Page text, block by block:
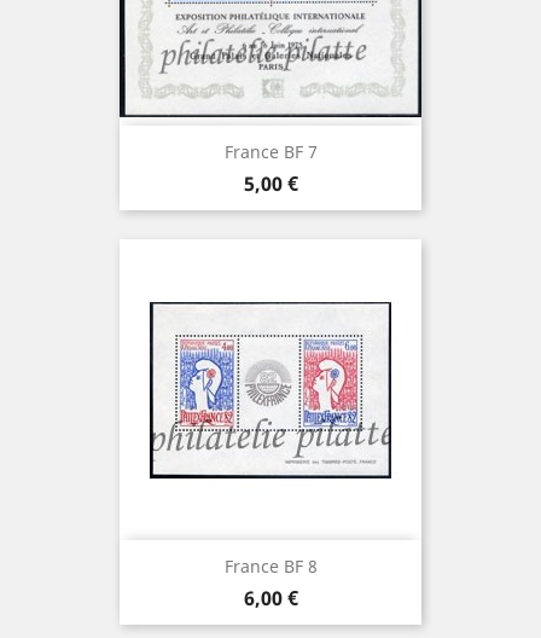
France BF 7
Prix
5,00 €
France BF 8
Prix
6,00 €